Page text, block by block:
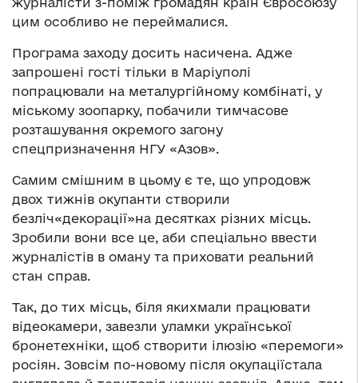
цим особливо не переймалися.
Програма заходу досить насичена. Адже
запрошені гості тільки в Маріуполі
попрацювали на металургійному комбінаті, у
міському зоопарку, побачили тимчасове
розташування окремого загону
спецпризначення НГУ «Азов».
Самим смішним в цьому є те, що упродовж
двох тижнів окупанти створили
безліч«декорації»на десятках різних місць.
Зробили вони все це, аби спеціально ввести
журналістів в оману та приховати реальний
стан справ.
Так, до тих місць, біля якихмали працювати
відеокамери, завезли уламки української
бронетехніки, щоб створити ілюзію «перемоги»
росіян. Зовсім по-новому після окупаціїстала